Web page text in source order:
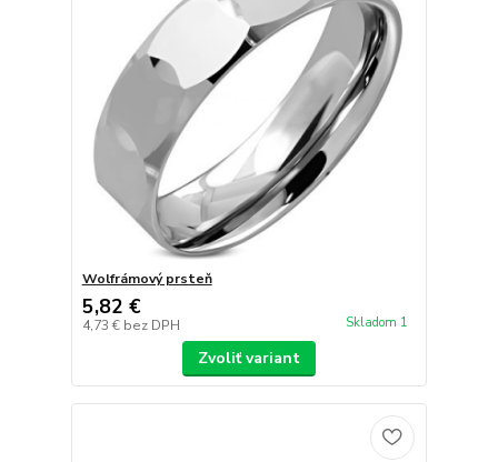
Wolfrámový prsteň
5,82 €
4,73 € bez DPH Skladom 1
Zvoliť variant